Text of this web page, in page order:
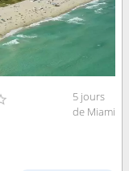
5 jours
de Miami